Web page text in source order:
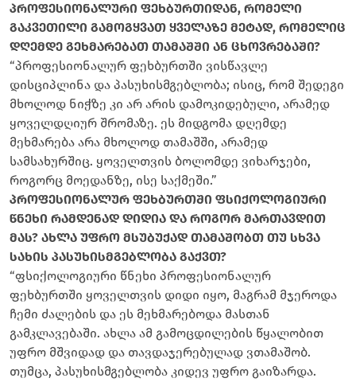
პროფესიონალური ფეხბურთიდან, რომელი
გაკვეთილი გამოგყვათ ყველაზე მეტად, რომელიც
დღემდე გეხმარებათ თამაშში ან ცხოვრებაში?
“პროფესიონალურ ფეხბურთში ვისწავლე
დისციპლინა და პასუხისმგებლობა; ისიც, რომ შედეგი
მხოლოდ ნიჭზე კი არ არის დამოკიდებული, არამედ
ყოველდღიურ შრომაზე. ეს მიდგომა დღემდე
მეხმარება არა მხოლოდ თამაშში, არამედ
სამსახურშიც. ყოველთვის ბოლომდე ვიხარჯები,
როგორც მოედანზე, ისე საქმეში.”
პროფესიონალურ ფეხბურთში ფსიქოლოგიური
წნეხი რამდენად დიდია და როგორ მართავდით
მას? ახლა უფრო მსუბუქად თამაშობთ თუ სხვა
სახის პასუხისმგებლობა გაქვთ?
“ფსიქოლოგიური წნეხი პროფესიონალურ
ფეხბურთში ყოველთვის დიდი იყო, მაგრამ მჯეროდა
ჩემი ძალების და ეს მეხმარებოდა მასთან
გამკლავებაში. ახლა ამ გამოცდილების წყალობით
უფრო მშვიდად და თავდაჯერებულად ვთამაშობ.
თუმცა, პასუხისმგებლობა კიდევ უფრო გაიზარდა.